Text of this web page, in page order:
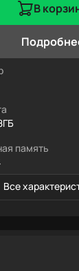
В
память
Все